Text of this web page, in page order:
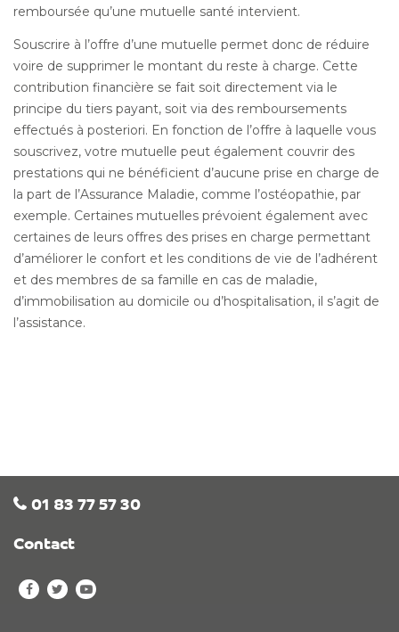
remboursée qu’une mutuelle santé intervient.
Souscrire à l’offre d’une mutuelle permet donc de réduire
voire de supprimer le montant du reste à charge. Cette
contribution financière se fait soit directement via le
principe du tiers payant, soit via des remboursements
effectués à posteriori. En fonction de l’offre à laquelle vous
souscrivez, votre mutuelle peut également couvrir des
prestations qui ne bénéficient d’aucune prise en charge de
la part de l’Assurance Maladie, comme l’ostéopathie, par
exemple. Certaines mutuelles prévoient également avec
certaines de leurs offres des prises en charge permettant
d’améliorer le confort et les conditions de vie de l’adhérent
et des membres de sa famille en cas de maladie,
d’immobilisation au domicile ou d’hospitalisation, il s’agit de
l’assistance.
01 83 77 57 30
Contact